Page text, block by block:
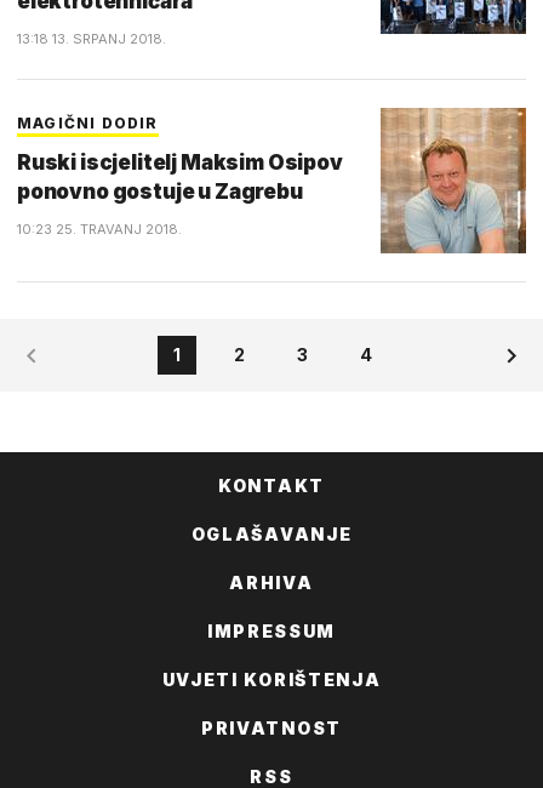
13:18 13. SRPANJ 2018.
MAGIČNI DODIR
Ruski iscjelitelj Maksim Osipov
ponovno gostuje u Zagrebu
10:23 25. TRAVANJ 2018.
1 2 3 4
KONTAKT
OGLAŠAVANJE
ARHIVA
IMPRESSUM
UVJETI KORIŠTENJA
PRIVATNOST
RSS